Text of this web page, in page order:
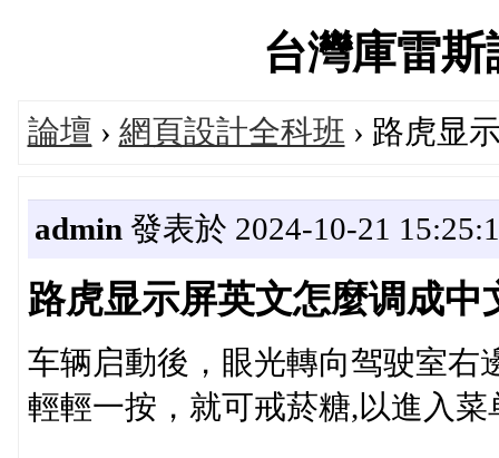
台灣庫雷
論壇 › 網頁設計全科班 › 路虎显
admin 發表於 2024-10-21
路虎显示屏英文怎麼调成中
车辆启動後，眼光轉向驾驶室右
輕輕一按，就可戒菸糖,以進入菜